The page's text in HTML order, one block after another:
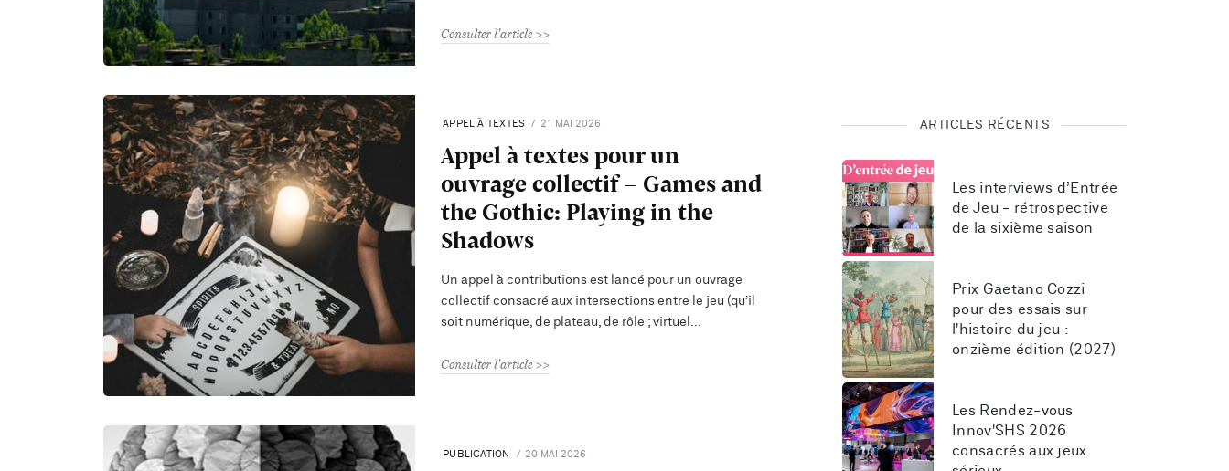
Consulter l'article
APPEL À TEXTES 21 MAI 2026
Appel à textes pour un
ouvrage collectif - Games and
the Gothic: Playing in the
Shadows
Un appel à contributions est lancé pour un ouvrage
collectif consacré aux intersections entre le jeu (qu’il
soit numérique, de plateau, de rôle ; virtuel
Consulter l'article
PUBLICATION 20 MAI 2026
ARTICLES RÉCENTS
Les interviews d’Entrée
de Jeu - rétrospective
de la sixième saison
Prix Gaetano Cozzi
pour des essais sur
l'histoire du jeu :
onzième édition (2027)
Les Rendez-vous
Innov'SHS 2026
consacrés aux jeux